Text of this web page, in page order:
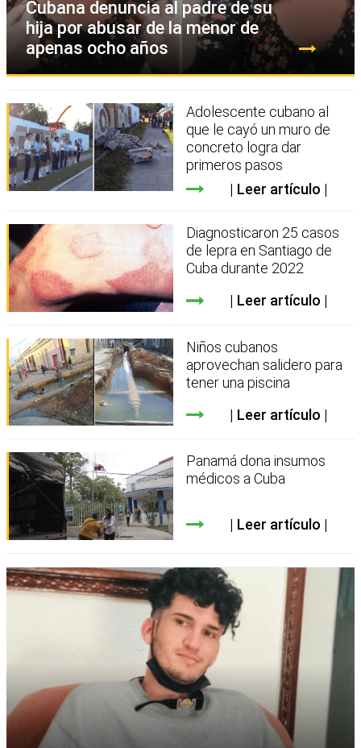
Cubana denuncia al padre de su
hija por abusar de la menor de
apenas ocho años
Adolescente cubano al
que le cayó un muro de
concreto logra dar
primeros pasos
Leer artículo
Diagnosticaron 25 casos
de lepra en Santiago de
Cuba durante 2022
Leer artículo
Niños cubanos
aprovechan salidero para
tener una piscina
Leer artículo
Panamá dona insumos
médicos a Cuba
Leer artículo